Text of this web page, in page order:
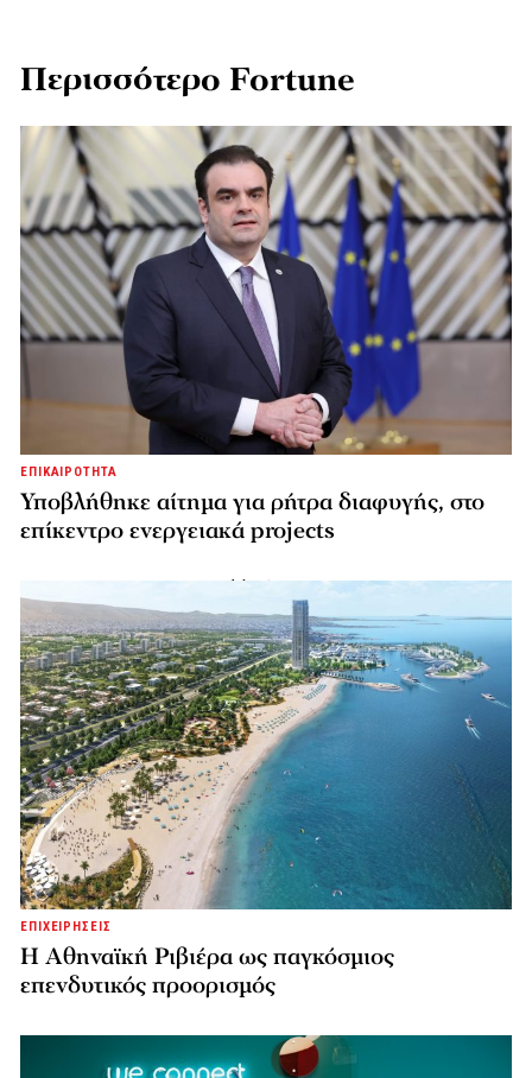
Περισσότερο Fortune
ΕΠΙΚΑΙΡΟΤΗΤΑ
Υποβλήθηκε αίτημα για ρήτρα διαφυγής, στο
επίκεντρο ενεργειακά projects
ΕΠΙΧΕΙΡΗΣΕΙΣ
Η Αθηναϊκή Ριβιέρα ως παγκόσμιος
επενδυτικός προορισμός